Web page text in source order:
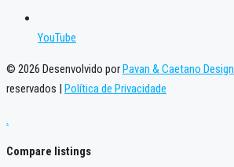
YouTube
© 2026 Desenvolvido porPavan & Caetano Design
reservados | Política de Privacidade
.
Compare listings